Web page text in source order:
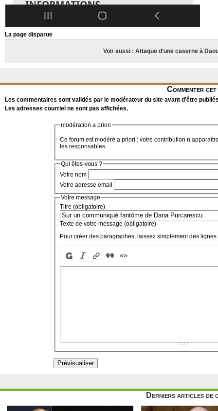
La page disparue
Voir aussi : Attaque d’une caserne à
Commenter
Les commentaires sont validés par le modérateur du site avant d'être
Les adresses courriel ne sont pas affichées.
modération a priori
Ce forum est modéré a priori : votre contribution
les responsables.
Qui êtes-vous ?
Votre nom
Votre adresse email
Votre message
Titre (obligatoire)
Texte de votre message (obligatoire)
Pour créer des paragraphes, laissez simplement des lignes
Derniers articles de